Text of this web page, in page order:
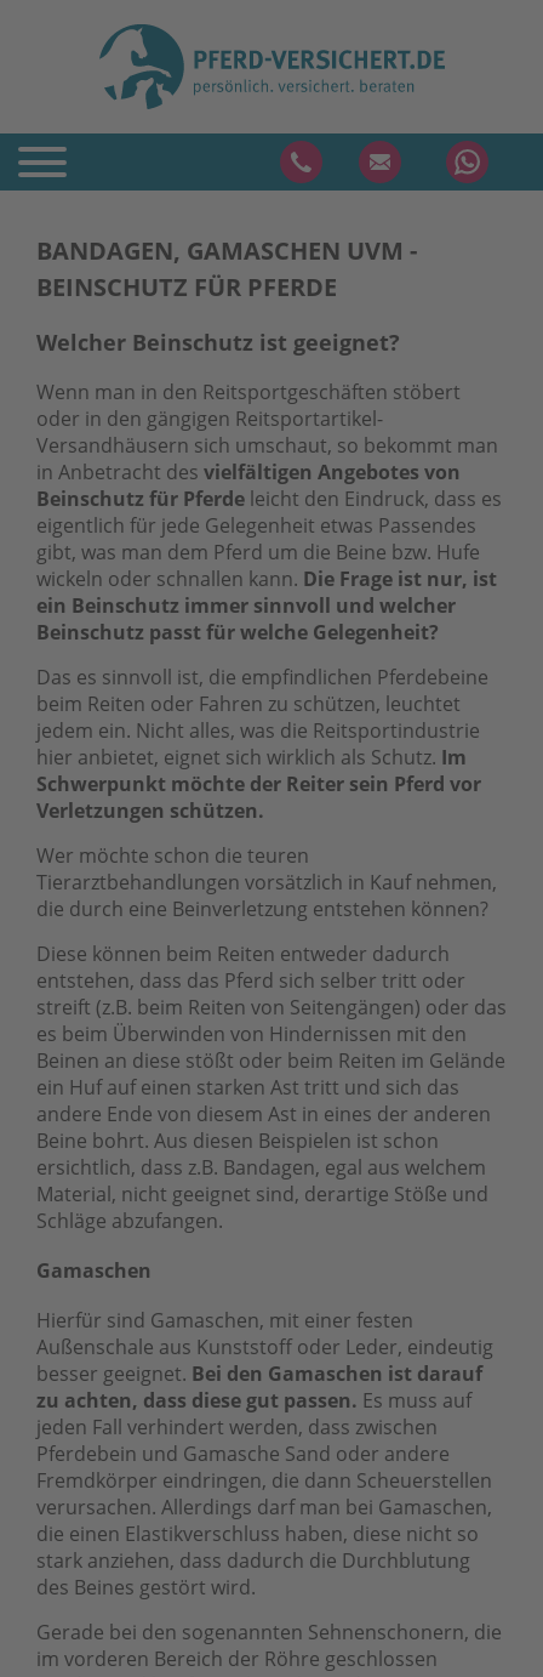
BANDAGEN, GAMASCHEN UVM -
BEINSCHUTZ FÜR PFERDE
Welcher Beinschutz ist geeignet?
Wenn man in den Reitsportgeschäften stöbert
oder in den gängigen Reitsportartikel-
Versandhäusern sich umschaut, so bekommt man
in Anbetracht des vielfältigen Angebotes von
Beinschutz für Pferde leicht den Eindruck, dass es
eigentlich für jede Gelegenheit etwas Passendes
gibt, was man dem Pferd um die Beine bzw. Hufe
wickeln oder schnallen kann. Die Frage ist nur, ist
ein Beinschutz immer sinnvoll und welcher
Beinschutz passt für welche Gelegenheit?
Das es sinnvoll ist, die empfindlichen Pferdebeine
beim Reiten oder Fahren zu schützen, leuchtet
jedem ein. Nicht alles, was die Reitsportindustrie
hier anbietet, eignet sich wirklich als Schutz. Im
Schwerpunkt möchte der Reiter sein Pferd vor
Verletzungen schützen.
Wer möchte schon die teuren
Tierarztbehandlungen vorsätzlich in Kauf nehmen,
die durch eine Beinverletzung entstehen können?
Diese können beim Reiten entweder dadurch
entstehen, dass das Pferd sich selber tritt oder
streift (z.B. beim Reiten von Seitengängen) oder das
es beim Überwinden von Hindernissen mit den
Beinen an diese stößt oder beim Reiten im Gelände
ein Huf auf einen starken Ast tritt und sich das
andere Ende von diesem Ast in eines der anderen
Beine bohrt. Aus diesen Beispielen ist schon
ersichtlich, dass z.B. Bandagen, egal aus welchem
Material, nicht geeignet sind, derartige Stöße und
Schläge abzufangen.
Gamaschen
Hierfür sind Gamaschen, mit einer festen
Außenschale aus Kunststoff oder Leder, eindeutig
besser geeignet. Bei den Gamaschen ist darauf
zu achten, dass diese gut passen. Es muss auf
jeden Fall verhindert werden, dass zwischen
Pferdebein und Gamasche Sand oder andere
Fremdkörper eindringen, die dann Scheuerstellen
verursachen. Allerdings darf man bei Gamaschen,
die einen Elastikverschluss haben, diese nicht so
stark anziehen, dass dadurch die Durchblutung
des Beines gestört wird.
Gerade bei den sogenannten Sehnenschonern, die
im vorderen Bereich der Röhre geschlossen